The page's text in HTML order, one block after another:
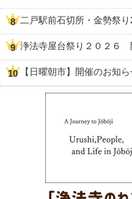
二戸駅前石切所・金勢祭
浄法寺屋台祭り２０２６
【日曜朝市】開催のお知